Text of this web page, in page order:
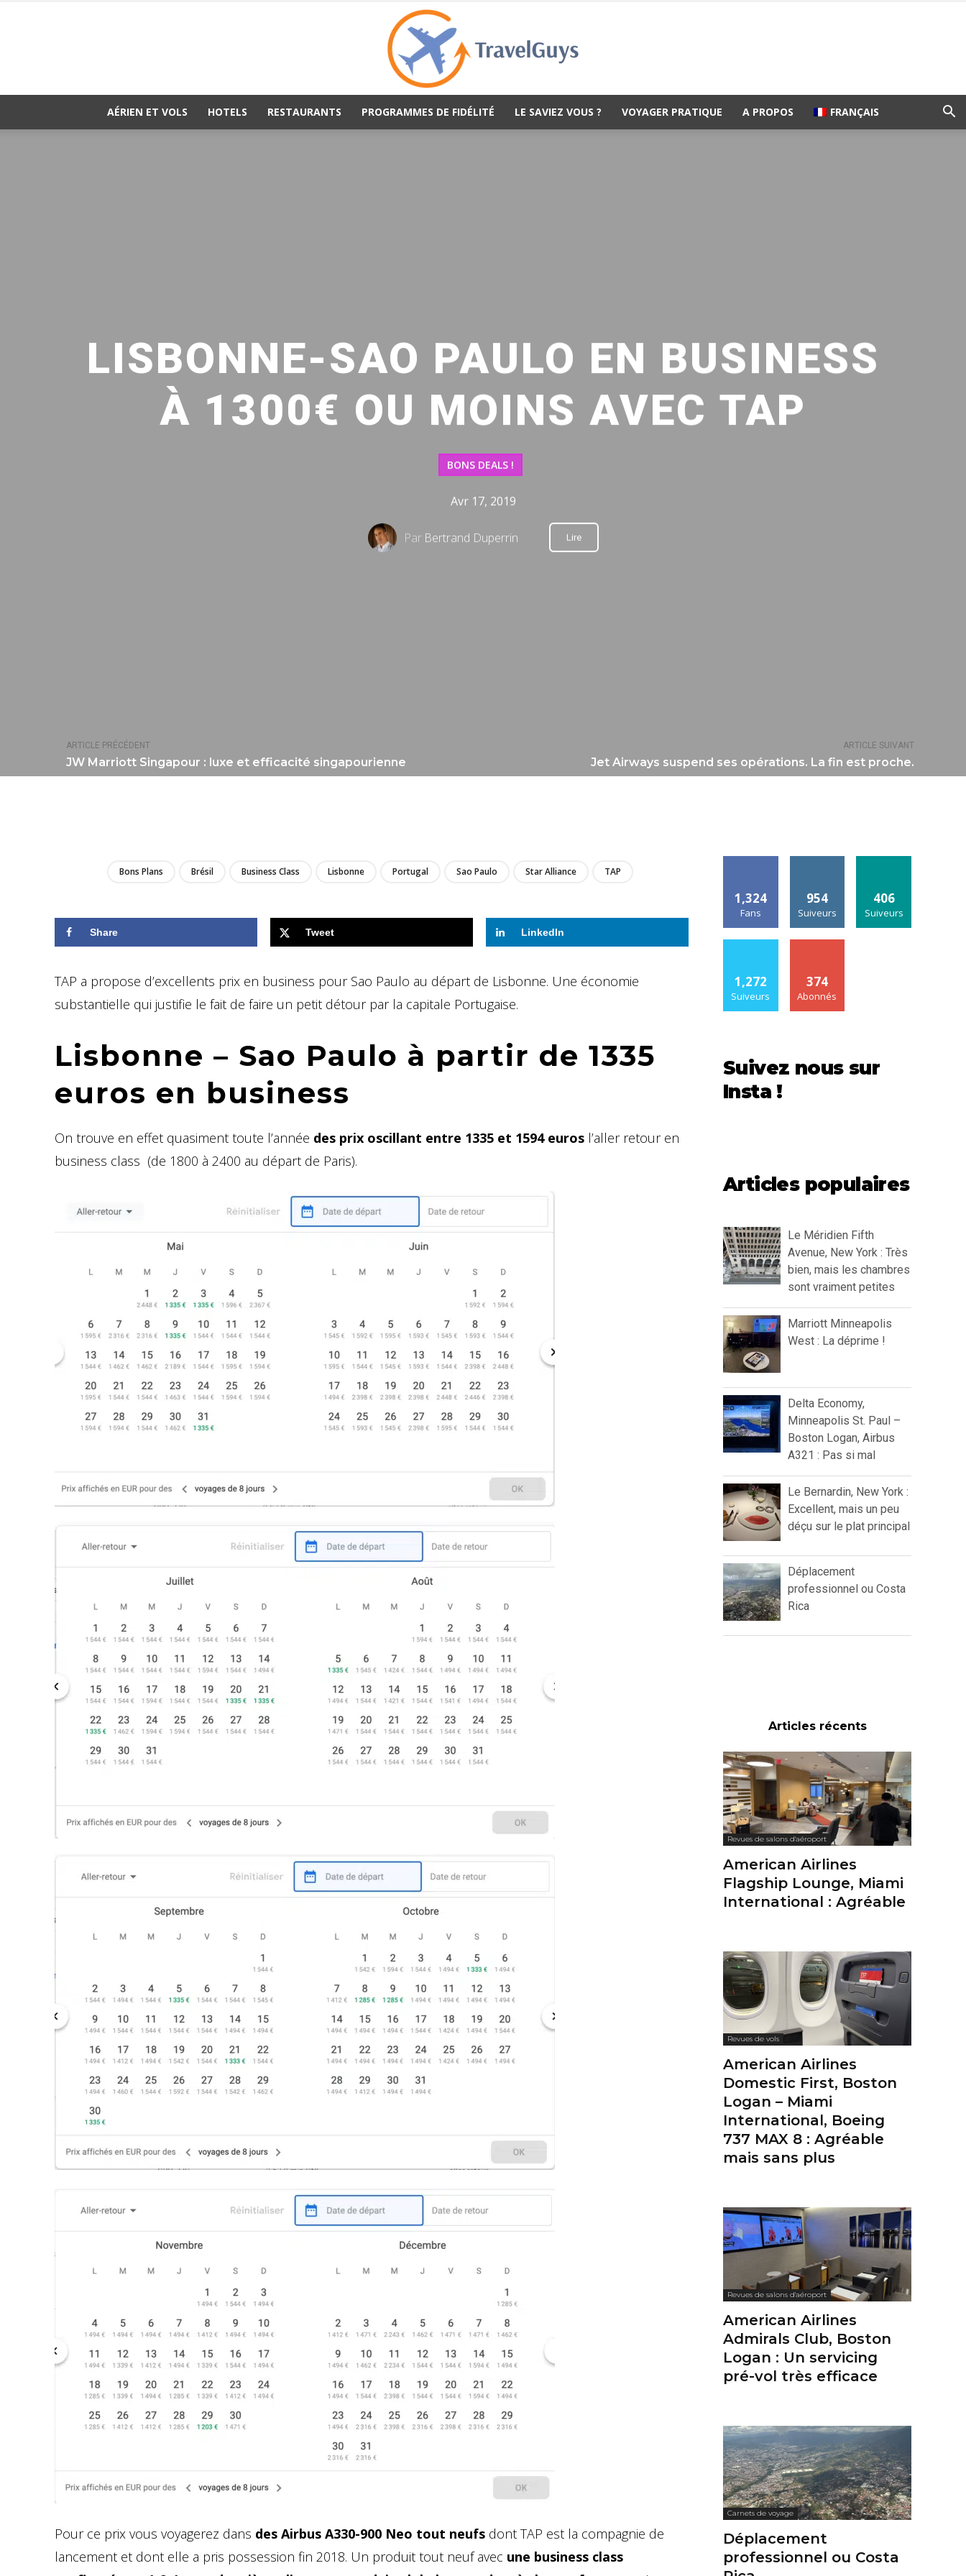
AÉRIEN ET VOLS HOTELS RESTAURANTS PROGRAMMES DE FIDÉLITÉ LE SAVIEZ VOUS ? VOYAGER PRATIQUE A PROPOS FRANÇAIS
ARTICLE PRÉCÉDENT
JW Marriott Singapour : luxe et efficacité singapourienne
ARTICLE SUIVANT
Jet Airways suspend ses opérations. La fin est proche.
LISBONNE-SAO PAULO EN BUSINESS
À 1300€ OU MOINS AVEC TAP
BONS DEALS !
Avr 17, 2019
Par Bertrand Duperrin Lire
Bons Plans Brésil Business Class Lisbonne Portugal Sao Paulo Star Alliance TAP
Share Tweet LinkedIn
TAP a propose d’excellents prix en business pour Sao Paulo au départ de Lisbonne. Une économie
substantielle qui justifie le fait de faire un petit détour par la capitale Portugaise.
Lisbonne – Sao Paulo à partir de 1335
euros en business
On trouve en effet quasiment toute l’année des prix oscillant entre 1335 et 1594 euros l’aller retour en
business class (de 1800 à 2400 au départ de Paris).
Pour ce prix vous voyagerez dans des Airbus A330-900 Neo tout neufs dont TAP est la compagnie de
lancement et dont elle a pris possession fin 2018. Un produit tout neuf avec une business class
1,324
Fans
954
Suiveurs
406
Suiveurs
1,272
Suiveurs
374
Abonnés
Suivez nous sur
Insta !
Articles populaires
Le Méridien Fifth
Avenue, New York : Très
bien, mais les chambres
sont vraiment petites
Marriott Minneapolis
West : La déprime !
Delta Economy,
Minneapolis St. Paul –
Boston Logan, Airbus
A321 : Pas si mal
Le Bernardin, New York :
Excellent, mais un peu
déçu sur le plat principal
Déplacement
professionnel ou Costa
Rica
Articles récents
Revues de salons d'aéroport
American Airlines
Flagship Lounge, Miami
International : Agréable
Revues de vols
American Airlines
Domestic First, Boston
Logan – Miami
International, Boeing
737 MAX 8 : Agréable
mais sans plus
Revues de salons d'aéroport
American Airlines
Admirals Club, Boston
Logan : Un servicing
pré-vol très efficace
Carnets de voyage
Déplacement
professionnel ou Costa